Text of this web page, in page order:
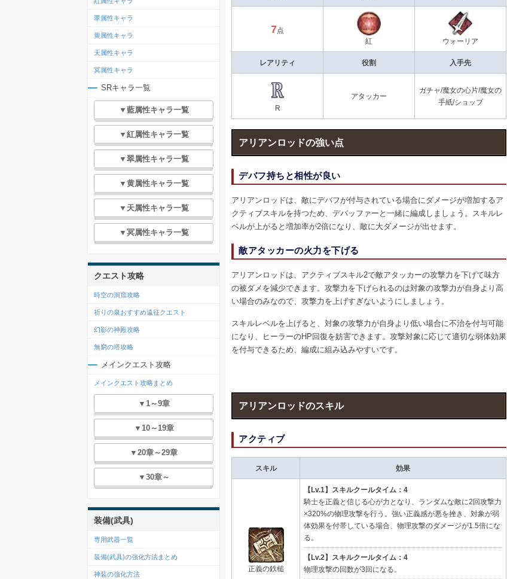
7点
紅
ウォーリア
レアリティ 役割 入手先
R
アタッカー
ガチャ/魔女の心片/魔女の
手紙/ショップ
アリアンロッドの強い点
デバフ持ちと相性が良い
アリアンロッドは、敵にデバフが付与されている場合にダメージが増加するア
クティブスキルを持つため、デバッファーと一緒に編成しましょう。スキルレ
ベルが上がると増加率が2倍になり、敵に大ダメージが出せます。
敵アタッカーの火力を下げる
アリアンロッドは、アクティブスキル2で敵アタッカーの攻撃力を下げて味方
の被ダメを減少できます。攻撃力を下げられるのは対象の攻撃力が自身より高
い場合のみなので、攻撃力を上げすぎないようにしましょう。
スキルレベルを上げると、対象の攻撃力が自身より低い場合に不治を付与可能
になり、ヒーラーのHP回復を妨害できます。攻撃対象に応じて適切な弱体効果
を付与できるため、編成に組み込みやすいです。
アリアンロッドのスキル
アクティブ
スキル 効果
正義の鉄槌
【Lv.1】スキルクールタイム：4
騎士を正義と信じる心が力となり、ランダムな敵に2回攻撃力
×320%の物理攻撃を行う。強い正義感が悪を挫き、対象が弱
体効果を付帯している場合、物理攻撃のダメージが1.5倍にな
る。
【Lv.2】スキルクールタイム：4
物理攻撃の回数が3回になる。
翠属性キャラ
黄属性キャラ
天属性キャラ
冥属性キャラ
SRキャラ一覧
▼藍属性キャラ一覧
▼紅属性キャラ一覧
▼翠属性キャラ一覧
▼黄属性キャラ一覧
▼天属性キャラ一覧
▼冥属性キャラ一覧
クエスト攻略
時空の洞窟攻略
祈りの泉おすすめ遠征クエスト
幻影の神殿攻略
無窮の塔攻略
メインクエスト攻略
メインクエスト攻略まとめ
▼1～9章
▼10～19章
▼20章～29章
▼30章～
装備(武具)
専用武器一覧
装備(武具)の強化方法まとめ
神装の強化方法